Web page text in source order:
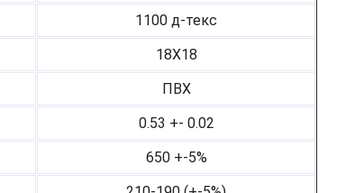
1100 д-текс
18Х18
ПВХ
0.53 +- 0.02
650 +-5%